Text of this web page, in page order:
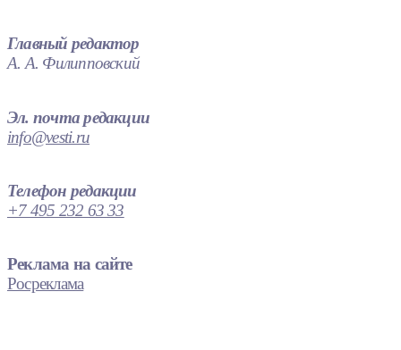
Главный редактор
А. А. Филипповский
Эл. почта редакции
info@vesti.ru
Телефон редакции
+7 495 232 63 33
Реклама на сайте
Росреклама